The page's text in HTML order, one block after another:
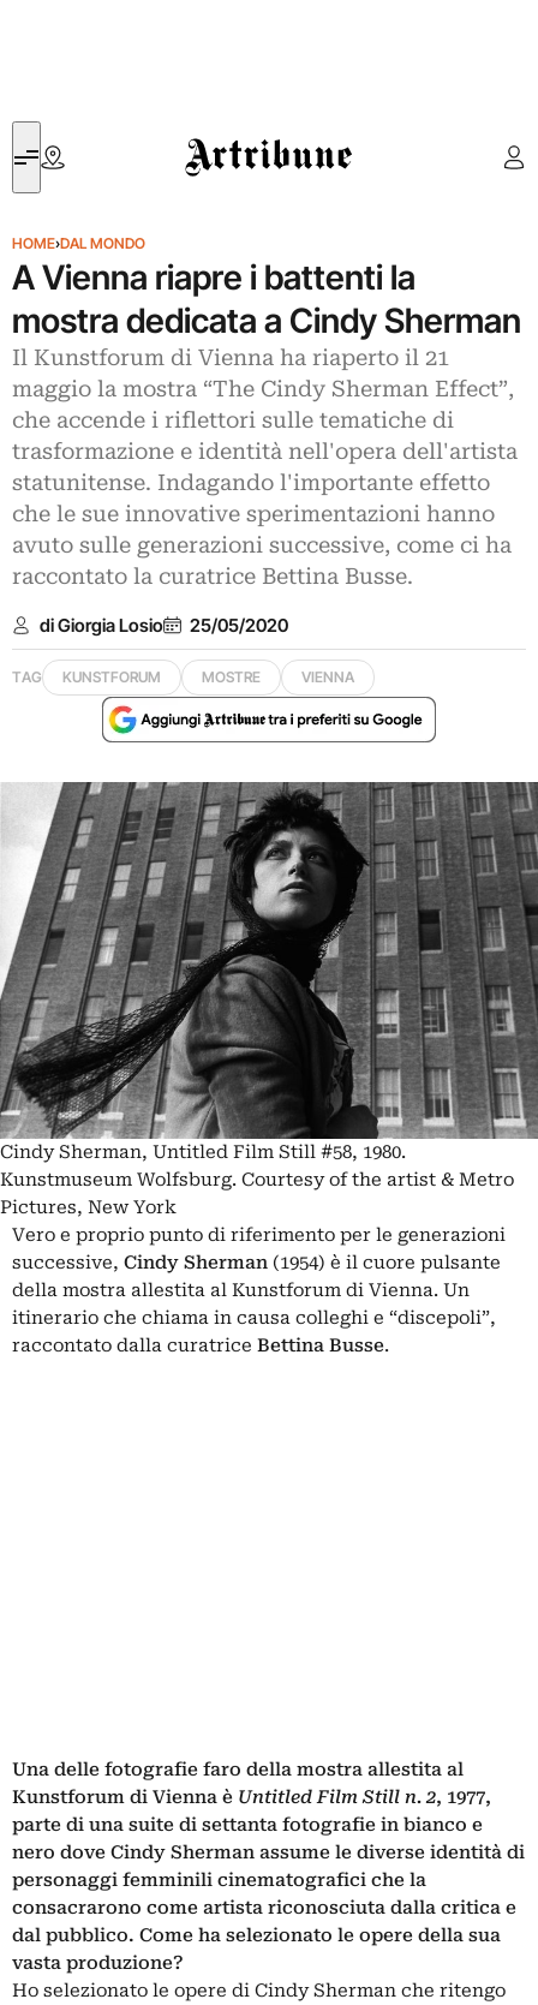
Artribune
HOME›DAL MONDO
A Vienna riapre i battenti la
mostra dedicata a Cindy Sherman
Il Kunstforum di Vienna ha riaperto il 21
maggio la mostra “The Cindy Sherman Effect”,
che accende i riflettori sulle tematiche di
trasformazione e identità nell'opera dell'artista
statunitense. Indagando l'importante effetto
che le sue innovative sperimentazioni hanno
avuto sulle generazioni successive, come ci ha
raccontato la curatrice Bettina Busse.
di Giorgia Losio 25/05/2020
TAG KUNSTFORUM MOSTRE VIENNA
Cindy Sherman, Untitled Film Still #58, 1980.
Kunstmuseum Wolfsburg. Courtesy of the artist & Metro
Pictures, New York
Vero e proprio punto di riferimento per le generazioni
successive, Cindy Sherman (1954) è il cuore pulsante
della mostra allestita al Kunstforum di Vienna. Un
itinerario che chiama in causa colleghi e “discepoli”,
raccontato dalla curatrice Bettina Busse.
Una delle fotografie faro della mostra allestita al
Kunstforum di Vienna è Untitled Film Still n. 2, 1977,
parte di una suite di settanta fotografie in bianco e
nero dove Cindy Sherman assume le diverse identità di
personaggi femminili cinematografici che la
consacrarono come artista riconosciuta dalla critica e
dal pubblico. Come ha selezionato le opere della sua
vasta produzione?
Ho selezionato le opere di Cindy Sherman che ritengo